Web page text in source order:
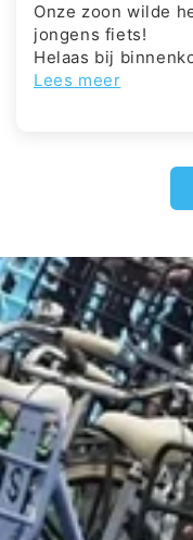
Onze zoon wilde
jongens fiets!
Helaas bij
Lees meer